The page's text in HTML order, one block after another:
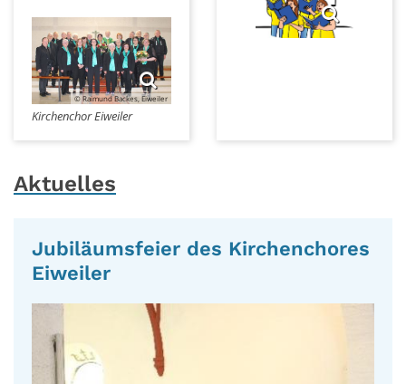
© Raimund Backes, Eiweiler
Kirchenchor Eiweiler
Aktuelles
Jubiläumsfeier des Kirchenchores
Eiweiler